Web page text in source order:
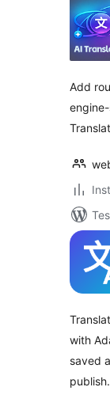
Add
with
saved
publish.